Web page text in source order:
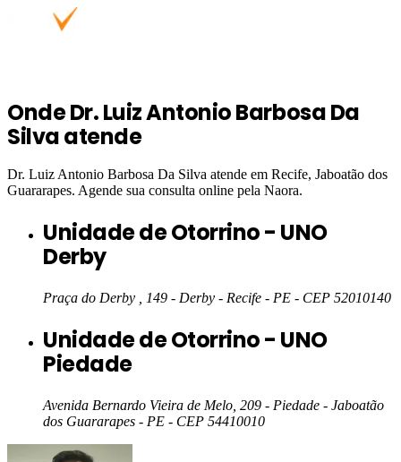
OndeDr. Luiz Antonio Barbosa Da
Silvaatende
Dr. Luiz Antonio Barbosa Da Silva atende em Recife, Jaboatão dos
Guararapes. Agende sua consulta online pela Naora.
Unidade de Otorrino - UNO
Derby
Praça do Derby , 149 - Derby - Recife - PE - CEP 52010140
Unidade de Otorrino - UNO
Piedade
Avenida Bernardo Vieira de Melo, 209 - Piedade - Jaboatão
dos Guararapes - PE - CEP 54410010